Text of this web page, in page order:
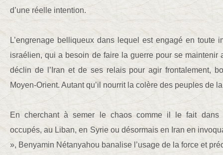
d’une réelle intention.
L’engrenage belliqueux dans lequel est engagé en toute
israélien, qui a besoin de faire la guerre pour se maintenir
déclin de l’Iran et de ses relais pour agir frontalement,
Moyen-Orient. Autant qu’il nourrit la colère des peuples de
En cherchant à semer le chaos comme il le fait dans
occupés, au Liban, en Syrie ou désormais en Iran en
», Benyamin Nétanyahou banalise l’usage de la force et